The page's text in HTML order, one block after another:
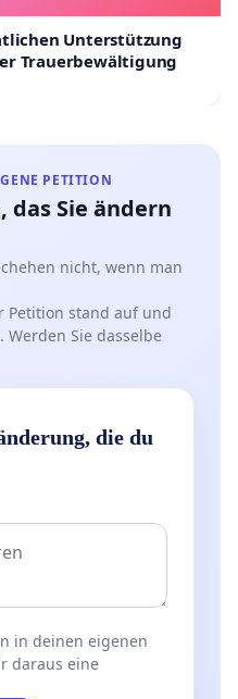
Unterstützung
Trauerbewältigung
PETITION
das Sie ändern
nicht, wenn man
Petition stand auf und
Sie dasselbe
die du
in deinen eigenen
daraus eine